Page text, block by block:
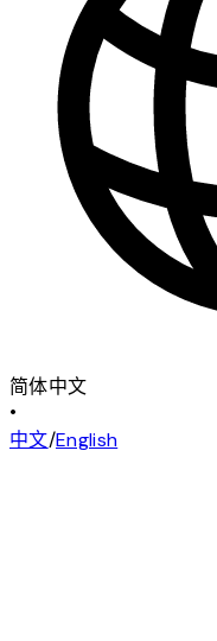
简体中文
•
中文/English